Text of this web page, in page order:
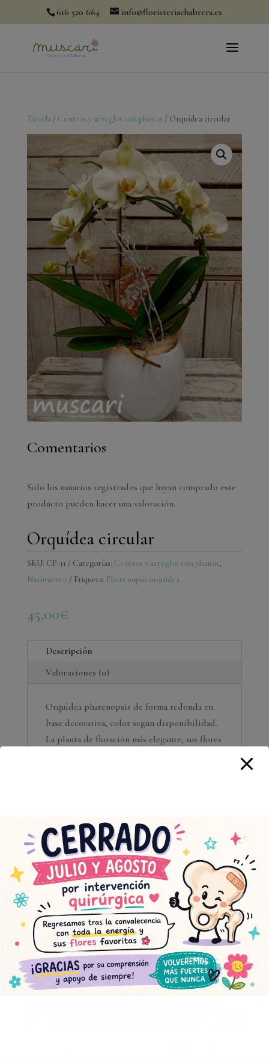
616 520 664 info@floristeriachabrera.es
Tienda/ Centros y arreglos con plantas / Orquídea circular
Comentarios
Solo los usuarios registrados que hayan comprado este
producto pueden hacer una valoración.
Orquídea circular
SKU: CP-11 Categorías: Centros y arreglos con plantas,
Nacimiento
Etiqueta: Pharenopsis orquídea
45,00€
Descripción
Valoraciones (0)
Orquídea pharenopsis de forma redonda en
base decorativa, color según disponibilidad.
La planta de floración más elegante, sus flores
circular
cantidad
AÑADIR AL CARRITO
Productos relacionados
modal-check